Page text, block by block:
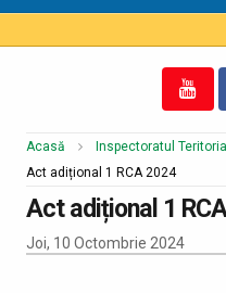
Acasă
Inspectoratul
Act adițional 1 RCA 2024
Act adițional 1
Joi, 10 Octombrie 2024